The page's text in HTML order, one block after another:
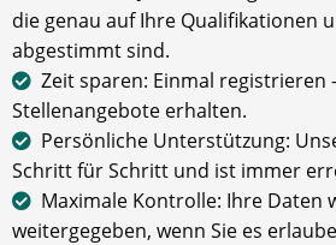
die genau auf Ihre Qualifikationen
abgestimmt sind.
Zeit sparen: Einmal registrieren
Stellenangebote erhalten.
Persönliche Unterstützung:
Schritt für Schritt und ist immer
Maximale Kontrolle: Ihre Daten
weitergegeben, wenn Sie es